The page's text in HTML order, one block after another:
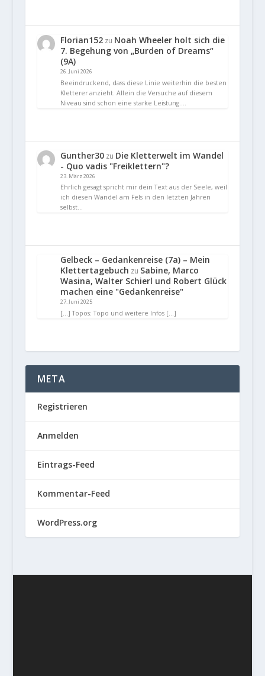
Florian152zu Noah Wheeler holt sich die
7. Begehung von „Burden of Dreams“
(9A)
26. Juni 2026
Beeindruckend, dass diese Linie weiterhin die besten
Kletterer anzieht. Allein die Versuche auf diesem
Niveau sind schon eine starke Leistung.…
Gunther30zu Die Kletterwelt im Wandel
- Quo vadis "Freiklettern"?
23. März 2026
Ehrlich gesagt spricht mir dein Text aus der Seele, weil
ich diesen Wandel am Fels in den letzten Jahren
selbst…
Gelbeck – Gedankenreise (7a) – Mein
Klettertagebuch zu Sabine, Marco
Wasina, Walter Schierl und Robert Glück
machen eine "Gedankenreise"
27. Juni 2025
[…] Topos: Topo und weitere Infos […]
META
Registrieren
Anmelden
Eintrags-Feed
Kommentar-Feed
WordPress.org